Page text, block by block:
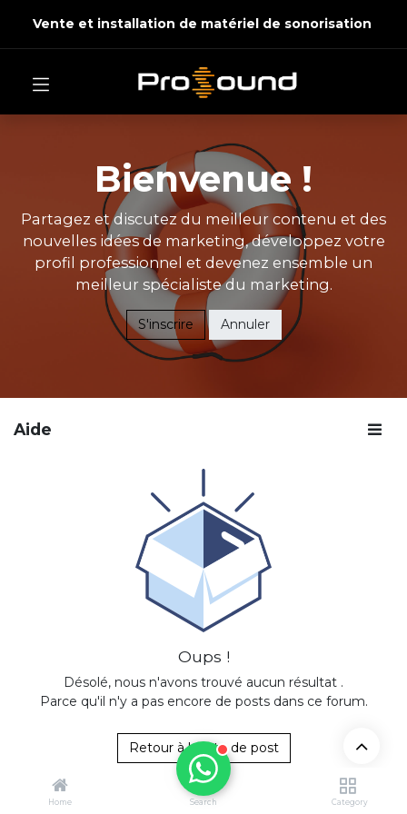
Home Search Category
Vente et installation de matériel de sonorisation
Bienvenue !
Partagez et discutez du meilleur contenu et des
nouvelles idées de marketing, développez votre
profil professionnel et devenez ensemble un
meilleur spécialiste du marketing.
S'inscrire Annuler
Aide
Oups !
Désolé, nous n'avons trouvé aucun résultat .
Parce qu'il n'y a pas encore de posts dans ce forum.
Retour à la liste de post